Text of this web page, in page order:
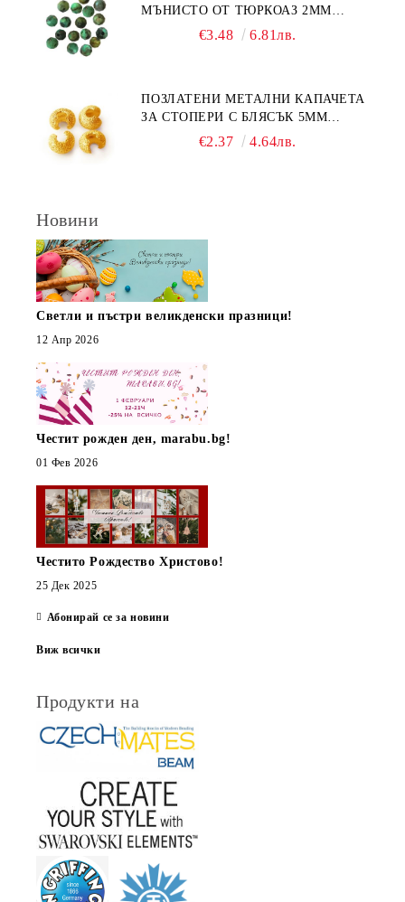
МЪНИСТО ОТ ТЮРКОАЗ 2ММ
€3.48 6.81лв.
ПОЗЛАТЕНИ МЕТАЛНИ КАПАЧЕТА
ЗА СТОПЕРИ С БЛЯСЪК 5ММ
€2.37 4.64лв.
Новини
Светли и пъстри великденски празници!
12 Апр 2026
Честит рожден ден, marabu.bg!
01 Фев 2026
Честито Рождество Христово!
25 Дек 2025
Абонирай се за новини
Виж всички
Продукти на